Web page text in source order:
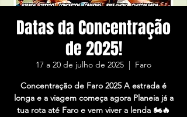
Datas da Concentração
de 2025!
17 a 20 de julho de 2025
  |
Faro
Concentração de Faro 2025 A estrada é
longa e a viagem começa agora Planeia já a
tua rota até Faro e vem viver a lenda 🏍️🔥